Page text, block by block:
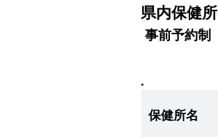
県内保健所
事前予約制
.
保健所名